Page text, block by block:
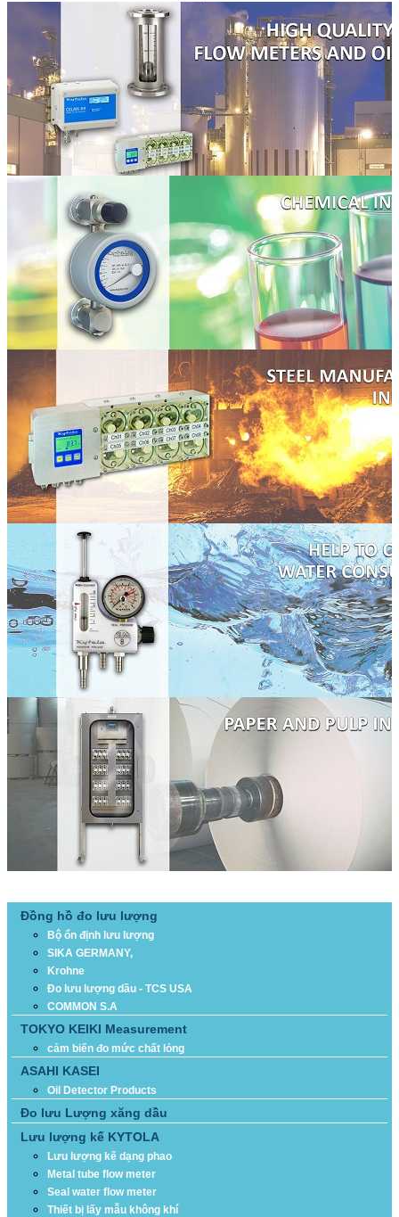
Đồng hồ đo lưu lượng
Bộ ổn định lưu lượng
SIKA GERMANY,
Krohne
Đo lưu lượng dầu - TCS USA
COMMON S.A
TOKYO KEIKI Measurement
cảm biến đo mức chất lỏng
ASAHI KASEI
Oil Detector Products
Đo lưu Lượng xăng dầu
Lưu lượng kế KYTOLA
Lưu lượng kế dạng phao
Metal tube flow meter
Seal water flow meter
Thiết bị lấy mẫu không khí